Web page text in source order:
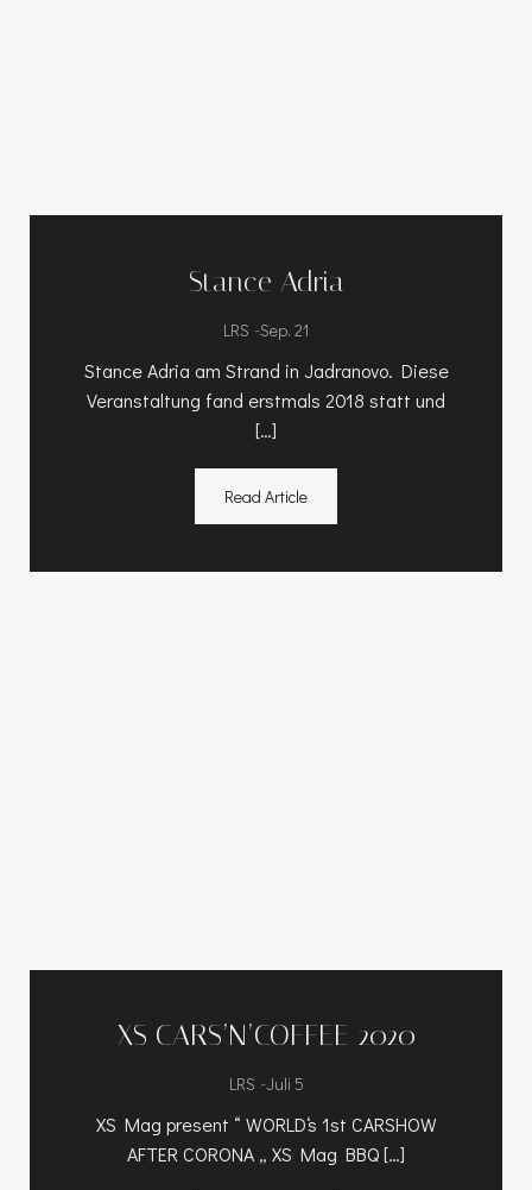
Stance Adria
LRS -Sep. 21
Stance Adria am Strand in Jadranovo. Diese
Veranstaltung fand erstmals 2018 statt und
[…]
Read Article
XS CARS’N’COFFEE 2020
LRS -Juli 5
XS Mag present “ WORLD‘s 1st CARSHOW
AFTER CORONA „ XS Mag BBQ […]